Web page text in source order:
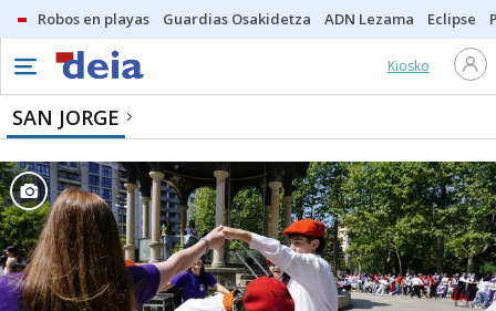
Robos en playas Guardias Osakidetza ADN Lezama Eclipse
Kiosko
SAN JORGE